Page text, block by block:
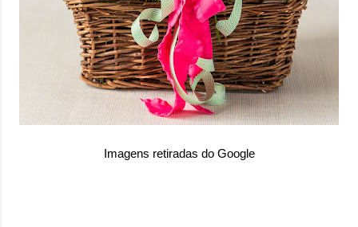
Imagens retiradas do Google